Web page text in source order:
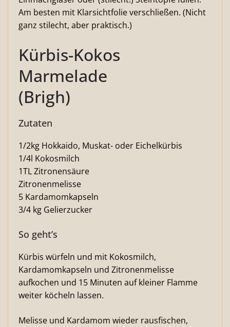
Am besten mit Klarsichtfolie verschließen. (Nicht
ganz stilecht, aber praktisch.)
Kürbis-Kokos
Marmelade
(Brigh)
Zutaten
1/2kg Hokkaido, Muskat- oder Eichelkürbis
1/4l Kokosmilch
1TL Zitronensäure
Zitronenmelisse
5 Kardamomkapseln
3/4 kg Gelierzucker
So geht’s
Kürbis würfeln und mit Kokosmilch,
Kardamomkapseln und Zitronenmelisse
aufkochen und 15 Minuten auf kleiner Flamme
weiter köcheln lassen.
Melisse und Kardamom wieder rausfischen,